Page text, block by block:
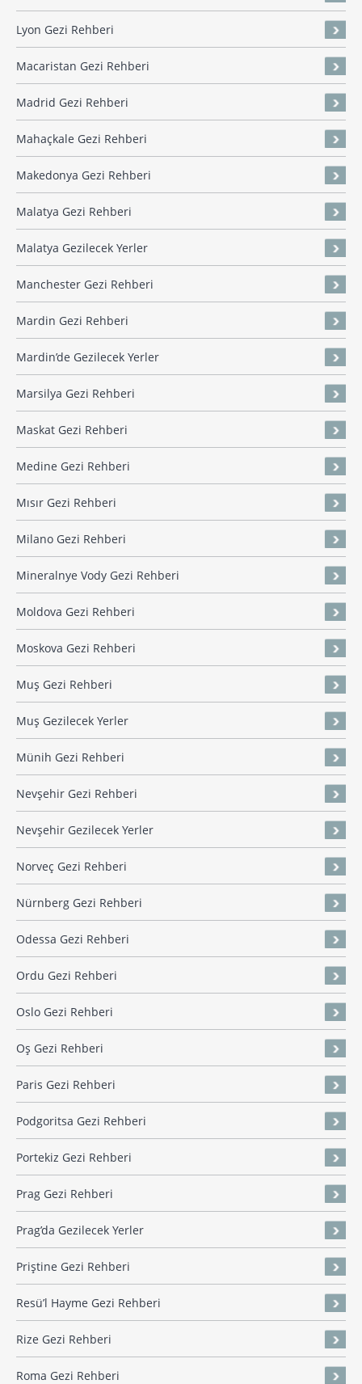
Lyon Gezi Rehberi
Macaristan Gezi Rehberi
Madrid Gezi Rehberi
Mahaçkale Gezi Rehberi
Makedonya Gezi Rehberi
Malatya Gezi Rehberi
Malatya Gezilecek Yerler
Manchester Gezi Rehberi
Mardin Gezi Rehberi
Mardin’de Gezilecek Yerler
Marsilya Gezi Rehberi
Maskat Gezi Rehberi
Medine Gezi Rehberi
Mısır Gezi Rehberi
Milano Gezi Rehberi
Mineralnye Vody Gezi Rehberi
Moldova Gezi Rehberi
Moskova Gezi Rehberi
Muş Gezi Rehberi
Muş Gezilecek Yerler
Münih Gezi Rehberi
Nevşehir Gezi Rehberi
Nevşehir Gezilecek Yerler
Norveç Gezi Rehberi
Nürnberg Gezi Rehberi
Odessa Gezi Rehberi
Ordu Gezi Rehberi
Oslo Gezi Rehberi
Oş Gezi Rehberi
Paris Gezi Rehberi
Podgoritsa Gezi Rehberi
Portekiz Gezi Rehberi
Prag Gezi Rehberi
Prag’da Gezilecek Yerler
Priştine Gezi Rehberi
Resü’l Hayme Gezi Rehberi
Rize Gezi Rehberi
Roma Gezi Rehberi